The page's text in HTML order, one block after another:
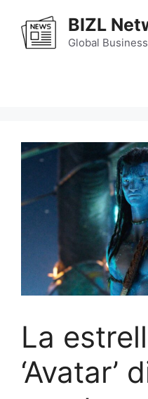
content
BIZL
Global
La
‘Avatar’